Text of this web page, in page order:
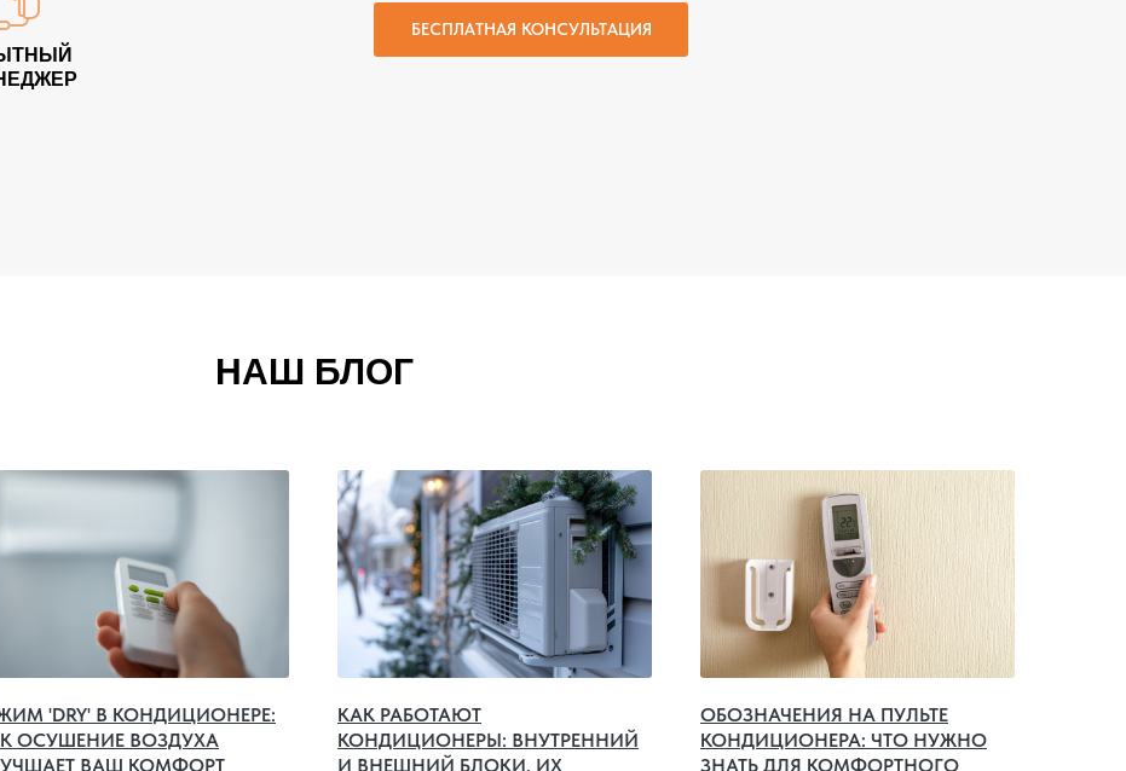
БЕСПЛАТНАЯ КОНСУЛЬТАЦИЯ
НАШ БЛОГ
'DRY' В КОНДИЦИОНЕРЕ:
ОСУШЕНИЕ ВОЗДУХА
ВАШ КОМФОРТ
КАК РАБОТАЮТ
КОНДИЦИОНЕРЫ: ВНУТРЕННИЙ
И ВНЕШНИЙ БЛОКИ, ИХ
ОБОЗНАЧЕНИЯ НА ПУЛЬТЕ
КОНДИЦИОНЕРА: ЧТО НУЖНО
ЗНАТЬ ДЛЯ КОМФОРТНОГО